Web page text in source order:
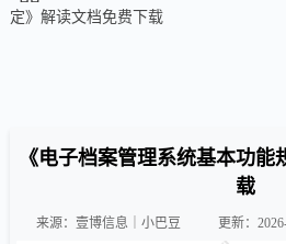
定》解读文档免费下载
《电子档案管理系统基本功
载
来源：壹博信息｜小巴豆 更新：